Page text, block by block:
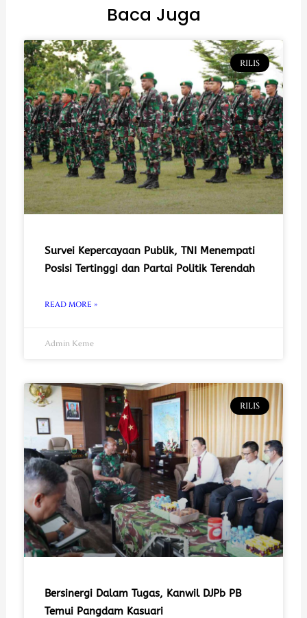
Baca Juga
RILIS
Survei Kepercayaan Publik, TNI Menempati
Posisi Tertinggi dan Partai Politik Terendah
READ MORE »
Admin Keme
RILIS
Bersinergi Dalam Tugas, Kanwil DJPb PB
Temui Pangdam Kasuari